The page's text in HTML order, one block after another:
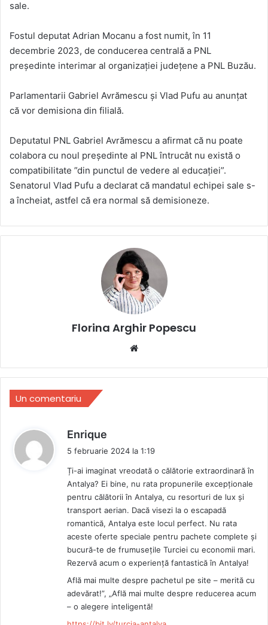
sale.
Fostul deputat Adrian Mocanu a fost numit, în 11
decembrie 2023, de conducerea centrală a PNL
preşedinte interimar al organizaţiei judeţene a PNL Buzău.
Parlamentarii Gabriel Avrămescu şi Vlad Pufu au anunţat
că vor demisiona din filială.
Deputatul PNL Gabriel Avrămescu a afirmat că nu poate
colabora cu noul preşedinte al PNL întrucât nu există o
compatibilitate ”din punctul de vedere al educaţiei”.
Senatorul Vlad Pufu a declarat că mandatul echipei sale s-
a încheiat, astfel că era normal să demisioneze.
Florina Arghir Popescu
Un comentariu
Enrique
n
e
:
5 februarie 2024 la 1:19
Ți-ai imaginat vreodată o călătorie extraordinară în
Antalya? Ei bine, nu rata propunerile excepționale
pentru călătorii în Antalya, cu resorturi de lux și
transport aerian. Dacă visezi la o escapadă
romantică, Antalya este locul perfect. Nu rata
aceste oferte speciale pentru pachete complete și
bucură-te de frumusețile Turciei cu economii mari.
Rezervă acum o experiență fantastică în Antalya!
Află mai multe despre pachetul pe site – merită cu
adevărat!”, „Află mai multe despre reducerea acum
– o alegere inteligentă!